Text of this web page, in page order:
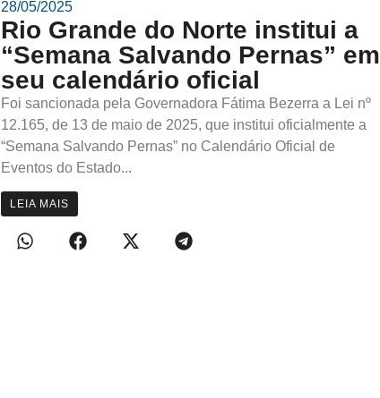
28/05/2025
Rio Grande do Norte institui a
“Semana Salvando Pernas” em
seu calendário oficial
Foi sancionada pela Governadora Fátima Bezerra a Lei nº
12.165, de 13 de maio de 2025, que institui oficialmente a
“Semana Salvando Pernas” no Calendário Oficial de
Eventos do Estado...
LEIA MAIS